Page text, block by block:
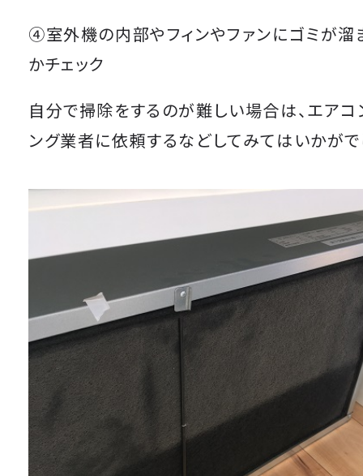
④室外機の内部やフィンやファンにゴミが溜
かチェック
自分で掃除をするのが難しい場合は、エアコ
ング業者に依頼するなどしてみてはいかがで